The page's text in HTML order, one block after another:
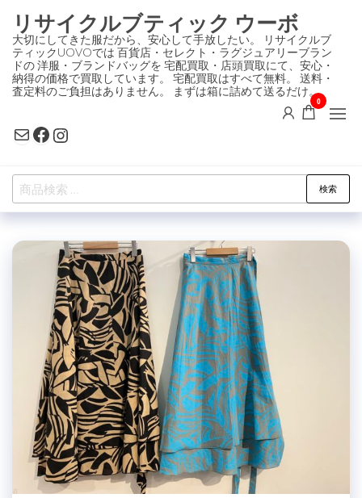
ン
テ
ン
ツ
プ
リサイクルブティック ウーボ
大切にしてきた服だから、安心して手放したい。 リサイクルブ
ティックUOVOでは 百貨店・セレクト・ラグジュアリーブラン
ドの 洋服・ブランドバッグを 宅配買取・店頭買取にて、安心・
納得の価格で買取しています。 宅配買取はすべて無料。 送料・
査定料のご負担はありません。 まずは箱に詰めて送るだけ。
MailFacebook
Instagram
0
検
索
象:
検索